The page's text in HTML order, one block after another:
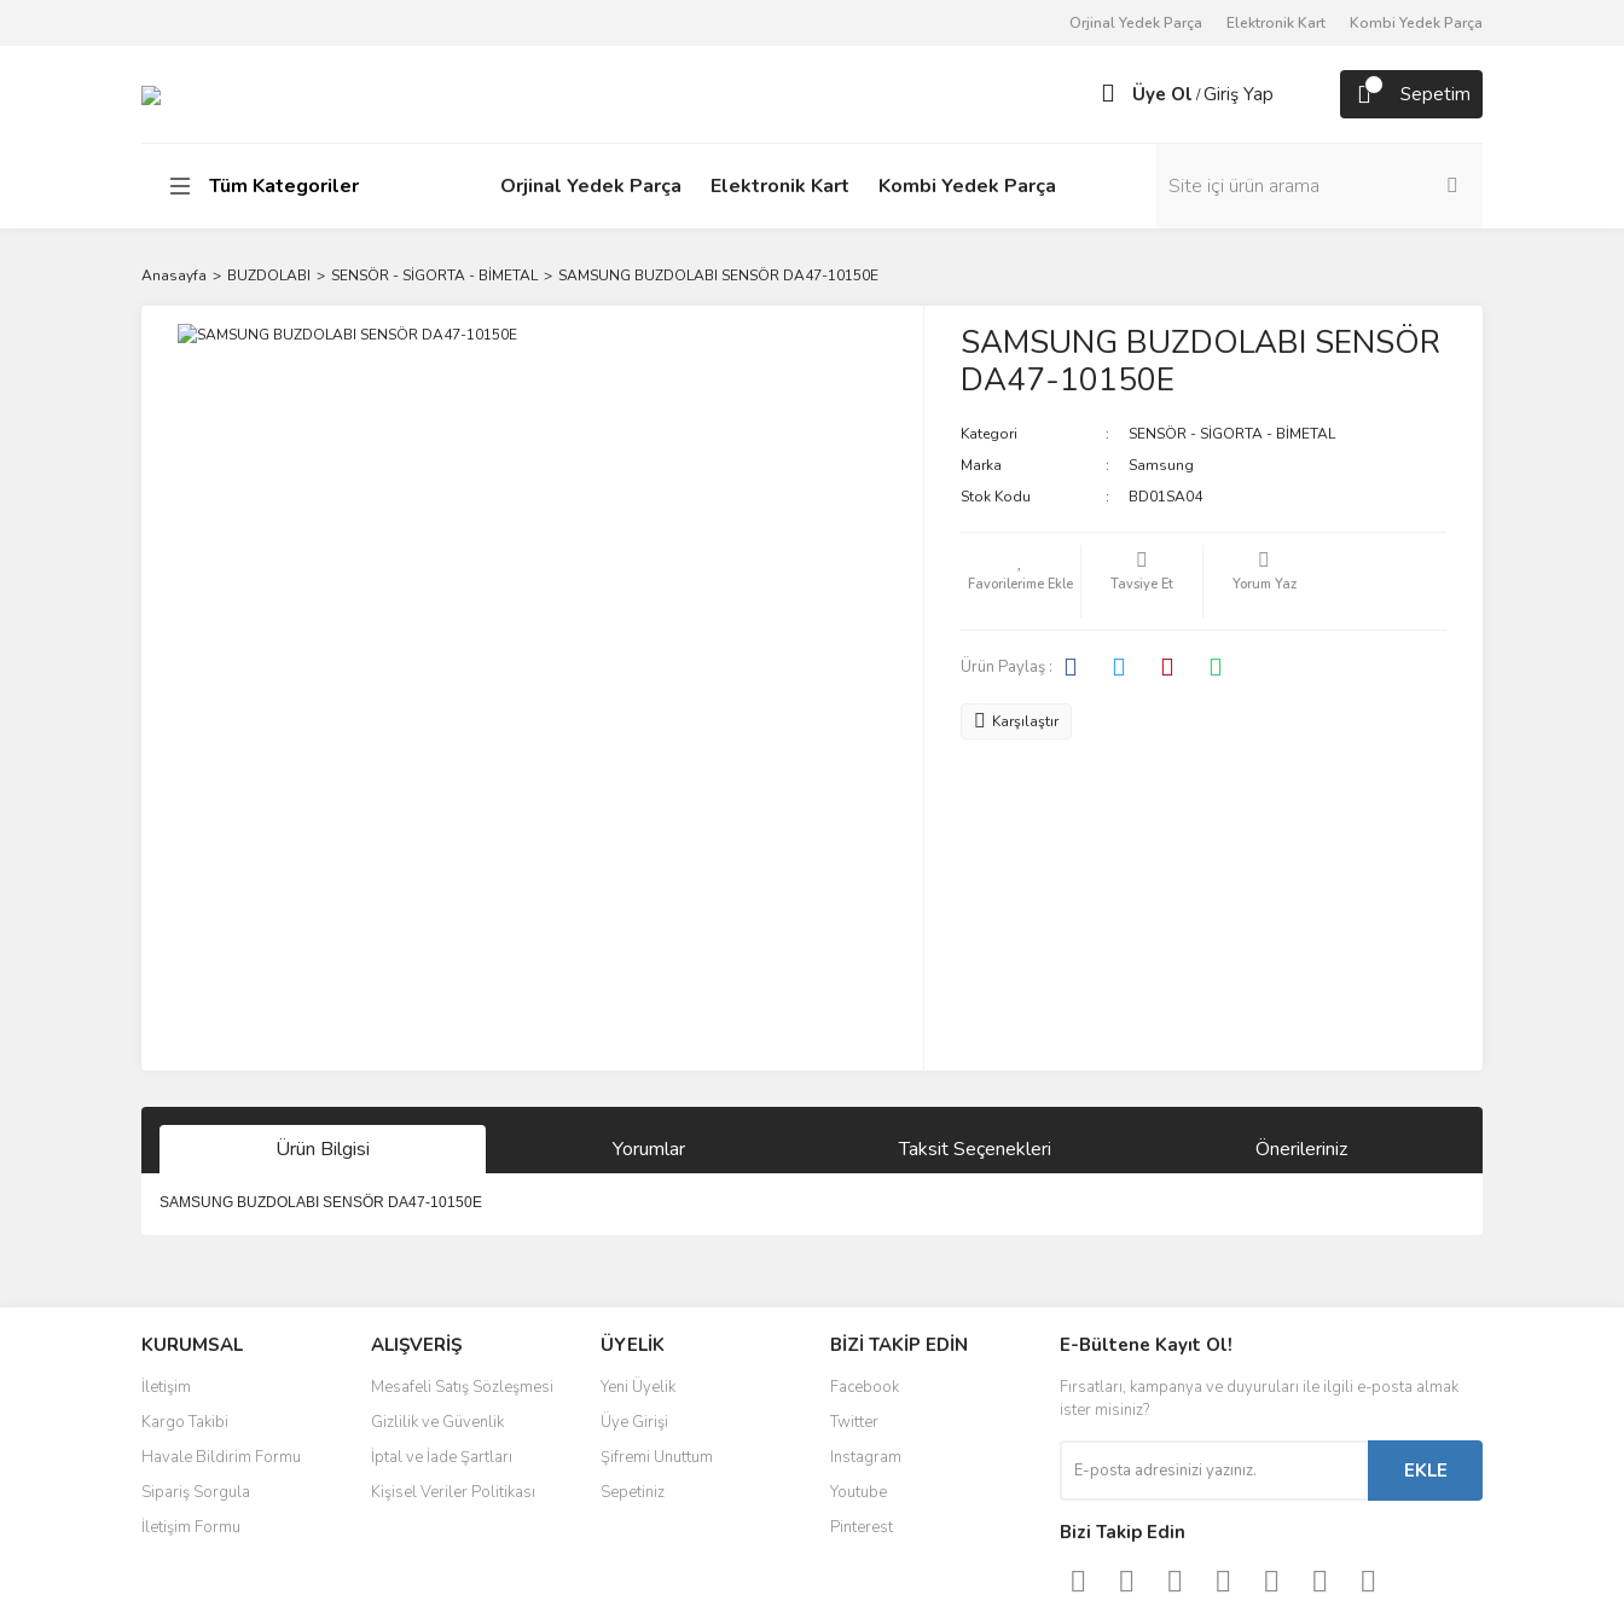
Orjinal Yedek Parça Elektronik Kart Kombi Yedek Parça
Üye Ol /Giriş Yap Sepetim
Tüm Kategoriler Orjinal Yedek Parça Elektronik Kart Kombi Yedek Parça
Anasayfa BUZDOLABI SENSÖR - SİGORTA - BİMETAL SAMSUNG BUZDOLABI SENSÖR DA47-10150E
SAMSUNG BUZDOLABI SENSÖR
DA47-10150E
Kategori
SENSÖR - SİGORTA - BİMETAL
Marka
Samsung
Stok Kodu
BD01SA04
Tavsiye Et Yorum Yaz
Ürün Paylaş :
Karşılaştır
Ürün Bilgisi Yorumlar Taksit Seçenekleri Önerileriniz
SAMSUNG BUZDOLABI SENSÖR DA47-10150E
Ürün resmi kalitesiz, bozuk veya görüntülenemiyor.
Ürün açıklamasında eksik bilgiler bulunuyor.
Ürün bilgilerinde hatalar bulunuyor.
Ürün fiyatı diğer sitelerden daha pahalı.
Bu ürüne benzer farklı alternatifler olmalı.
KURUMSAL
İletişim
Kargo Takibi
Havale Bildirim Formu
Sipariş Sorgula
İletişim Formu
ALIŞVERİŞ
Mesafeli Satış Sözleşmesi
Gizlilik ve Güvenlik
İptal ve İade Şartları
Kişisel Veriler Politikası
ÜYELİK
Yeni Üyelik
Üye Girişi
Şifremi Unuttum
Sepetiniz
BİZİ TAKİP EDİN
Facebook
Twitter
Instagram
Youtube
Pinterest
E-Bültene Kayıt Ol!
Fırsatları, kampanya ve duyuruları ile ilgili e-posta almak
ister misiniz?
EKLE
Bizi Takip Edin